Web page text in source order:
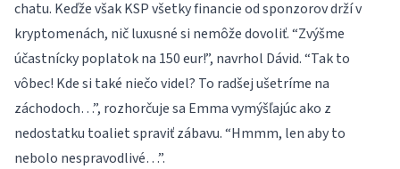
chatu. Keďže však KSP všetky financie od sponzorov drží v
kryptomenách, nič luxusné si nemôže dovoliť. “Zvýšme
účastnícky poplatok na 150 eur!”, navrhol Dávid. “Tak to
vôbec! Kde si také niečo videl? To radšej ušetríme na
záchodoch…”, rozhorčuje sa Emma vymýšľajúc ako z
nedostatku toaliet spraviť zábavu. “Hmmm, len aby to
nebolo nespravodlivé…”.